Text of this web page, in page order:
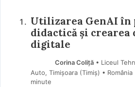
Utilizarea GenAI în
didactică și crearea
digitale
Corina Coliță• Liceul
Auto, Timișoara (Timiş) • România
minute